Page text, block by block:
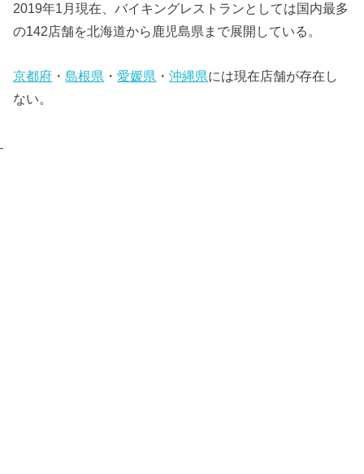
2019年1月現在、バイキングレストランとしては国内最多
の142店舗を北海道から鹿児島県まで展開している。
京都府 ・島根県 ・愛媛県 ・沖縄県には現在店舗が存在し
ない。